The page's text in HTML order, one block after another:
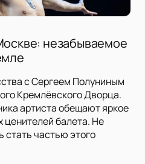
незабываемое
с Сергеем Полуниным
Кремлёвского Дворца.
артиста обещают яркое
ценителей балета. Не
стать частью этого